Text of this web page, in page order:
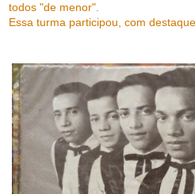
todos "de menor".
Essa turma participou, com